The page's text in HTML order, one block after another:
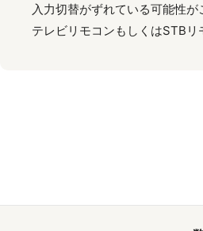
入力切替がずれている可能性が
テレビリモコンもしくはSTBリ